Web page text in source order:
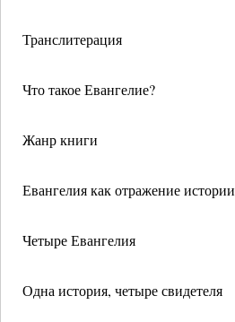
Транслитерация
Что такое Евангелие?
Жанр книги
Евангелия как отражение истории
Четыре Евангелия
Одна история, четыре свидетеля